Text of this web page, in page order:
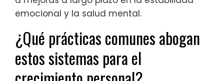
emocional y la salud mental.
¿Qué prácticas comunes abogan
estos sistemas para el